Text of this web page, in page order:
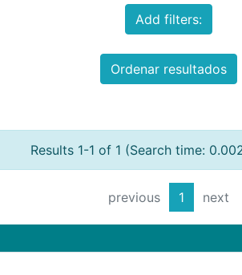
Add filters:
Ordenar resultados
Results 1-1 of 1 (Search time:
previous 1 next